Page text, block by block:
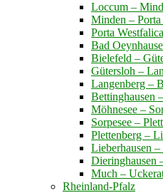
Loccum –
Minden – Porta
Porta
Bad
Bielefeld –
Gütersloh –
Langenberg –
Bettinghausen
Möhnesee –
Sorpesee –
Plettenberg –
Lieberhausen
Dieringhausen
Much –
Rheinland-Pfalz